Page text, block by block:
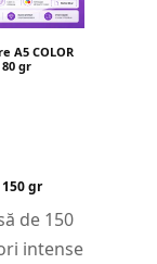
A5 COLOR
gr
gr
de 150
intense